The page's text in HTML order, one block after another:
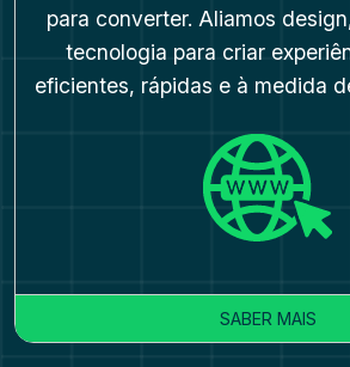
para converter. Aliamos
tecnologia para criar
eficientes, rápidas e à medida
SABER MAIS